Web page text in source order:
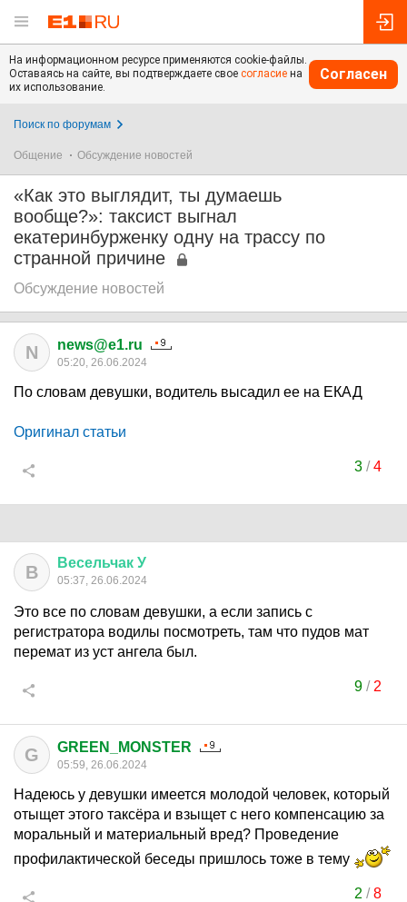
На информационном ресурсе применяются cookie-файлы.
Оставаясь на сайте, вы подтверждаете свое согласие на
их использование.
Согласен
Поиск по форумам
Общение Обсуждение новостей
«Как это выглядит, ты думаешь
вообще?»: таксист выгнал
екатеринбурженку одну на трассу по
странной причине
Обсуждение новостей
N news@e1.ru
05:20, 26.06.2024
По словам девушки, водитель высадил ее на ЕКАД
Оригинал статьи
3/4
В Весельчак У
05:37, 26.06.2024
Это все по словам девушки, а если запись с
регистратора водилы посмотреть, там что пудов мат
перемат из уст ангела был.
9/ 2
G GREEN_MONSTER
05:59, 26.06.2024
Надеюсь у девушки имеется молодой человек, который
отыщет этого таксёра и взыщет с него компенсацию за
моральный и материальный вред? Проведение
профилактической беседы пришлось тоже в тему
2 /8